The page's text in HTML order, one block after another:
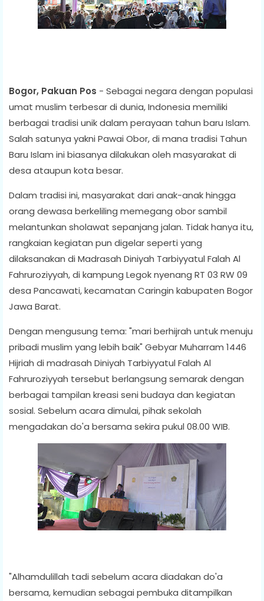
Bogor, Pakuan Pos - Sebagai negara dengan populasi
umat muslim terbesar di dunia, Indonesia memiliki
berbagai tradisi unik dalam perayaan tahun baru Islam.
Salah satunya yakni Pawai Obor, di mana tradisi Tahun
Baru Islam ini biasanya dilakukan oleh masyarakat di
desa ataupun kota besar.
Dalam tradisi ini, masyarakat dari anak-anak hingga
orang dewasa berkeliling memegang obor sambil
melantunkan sholawat sepanjang jalan. Tidak hanya itu,
rangkaian kegiatan pun digelar seperti yang
dilaksanakan di Madrasah Diniyah Tarbiyyatul Falah Al
Fahruroziyyah, di kampung Legok nyenang RT 03 RW 09
desa Pancawati, kecamatan Caringin kabupaten Bogor
Jawa Barat.
Dengan mengusung tema: "mari berhijrah untuk menuju
pribadi muslim yang lebih baik" Gebyar Muharram 1446
Hijriah di madrasah Diniyah Tarbiyyatul Falah Al
Fahruroziyyah tersebut berlangsung semarak dengan
berbagai tampilan kreasi seni budaya dan kegiatan
sosial. Sebelum acara dimulai, pihak sekolah
mengadakan do'a bersama sekira pukul 08.00 WIB.
"Alhamdulillah tadi sebelum acara diadakan do'a
bersama, kemudian sebagai pembuka ditampilkan